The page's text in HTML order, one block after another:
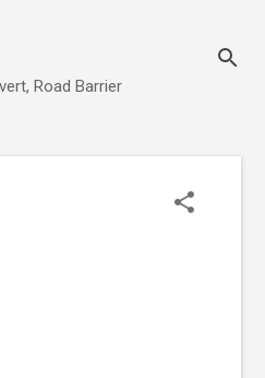
Road Barrier